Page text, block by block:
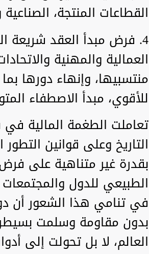
القطاعات المنتجة، الصناعية
4. فرض مبدأ العقد شريعة
العمالية والمهنية
منتسبيها، وإنهاء دورها
للأقوي، مبدأ الاصطفاء
تعاملت الطغمة المالية
التاريخ وعلى قوانين
بقدرة غير متناهية على
الطبيعي للدول
في تنامي هذا الشعور أن
بدون مقاومة وسلمت
العالم، لا بل تحولت إلى